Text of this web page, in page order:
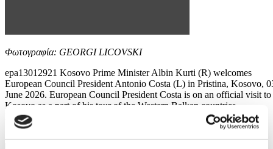
Φωτογραφία: GEORGI LICOVSKI
epa13012921 Kosovo Prime Minister Albin Kurti (R) welcomes
European Council President Antonio Costa (L) in Pristina, Kosovo,
June 2026. European Council President Costa is on an official visit to
Kosovo as a part of his tour of the Western Balkan countries.
EPA/GEORGI LICOVSKI
3 / 7